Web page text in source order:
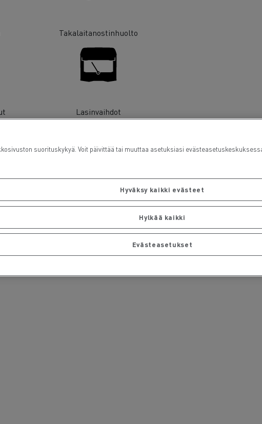
Takalaitanostinhuolto
Lasinvaihdot
suorituskykyä. Voit päivittää tai muuttaa asetuksiasi
Hyväksy kaikki evästeet
Hylkää kaikki
Evästeasetukset